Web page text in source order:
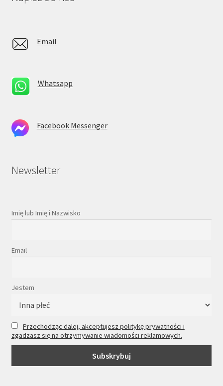
Email
Whatsapp
Facebook Messenger
Newsletter
Imię lub Imię i Nazwisko
Email
Jestem
Przechodząc dalej, akceptujesz politykę prywatności i
zgadzasz się na otrzymywanie wiadomości reklamowych.